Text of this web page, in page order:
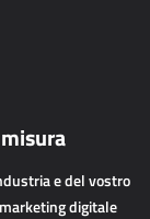
e del vostro
digitale